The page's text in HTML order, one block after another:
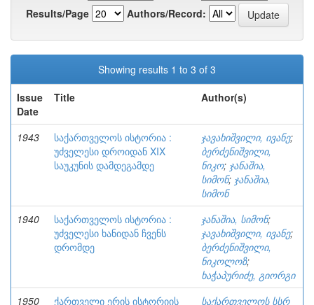
Results/Page
Authors/Record:
Showing results 1 to 3 of 3
Issue
Date
Title Author(s)
1943
საქართველოს ისტორია :
უძველესი დროიდან XIX
საუკუნის დამდეგამდე
ჯავახიშვილი, ივანე;
ბერძენიშვილი,
ნიკო; ჯანაშია,
სიმონ; ჯანაშია,
სიმონ
1940
საქართველოს ისტორია :
უძველესი ხანიდან ჩვენს
დრომდე
ჯანაშია, სიმონ;
ჯავახიშვილი, ივანე;
ბერძენიშვილი,
ნიკოლოზ;
ხაჭაპურიძე, გიორგი
1950
ქართველი ერის ისტორიის
საქართველოს სსრ